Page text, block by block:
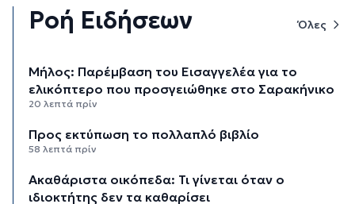
Ροή Ειδήσεων Όλες
Μήλος: Παρέμβαση του Εισαγγελέα για το
ελικόπτερο που προσγειώθηκε στο Σαρακήνικο
20 λεπτά πρίν
Προς εκτύπωση το πολλαπλό βιβλίο
58 λεπτά πρίν
Ακαθάριστα οικόπεδα: Τι γίνεται όταν ο
ιδιοκτήτης δεν τα καθαρίσει